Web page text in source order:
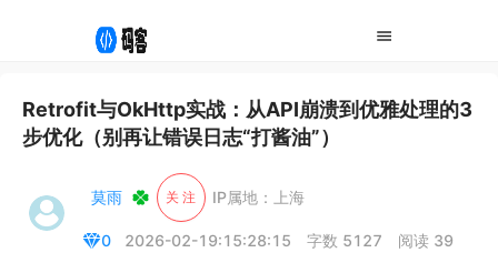
Retrofit与OkHttp实战：从API崩溃到优雅处理的3
步优化（别再让错误日志“打酱油”）
莫雨 关 注 IP属地：上海
0 2026-02-19:15:28:15 字数 5127 阅读 39